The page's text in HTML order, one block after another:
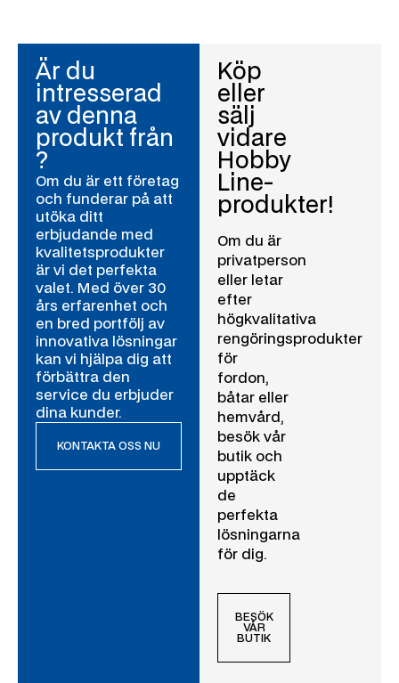
Är du
intresserad
av denna
produkt från
?
Om du är ett företag
och funderar på att
utöka ditt
erbjudande med
kvalitetsprodukter
är vi det perfekta
valet. Med över 30
års erfarenhet och
en bred portfölj av
innovativa lösningar
kan vi hjälpa dig att
förbättra den
service du erbjuder
dina kunder.
KONTAKTA OSS NU
Köp
eller
sälj
vidare
Hobby
Line-
produkter!
Om du är
privatperson
eller letar
efter
högkvalitativa
rengöringsprodukter
för
fordon,
båtar eller
hemvård,
besök vår
butik och
upptäck
de
perfekta
lösningarna
för dig.
BESÖK
VÅR
BUTIK